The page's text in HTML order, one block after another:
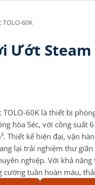
60K
Ướt
TOLO-60K là thiết bị
hòa Séc, với công suất
Thiết kế hiện đại, vận
lại trải nghiệm thư
nghiệp. Với khả
cường tuần hoàn máu,